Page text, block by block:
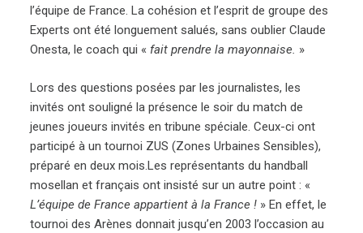
l’équipe de France. La cohésion et l’esprit de groupe des
Experts ont été longuement salués, sans oublier Claude
Onesta, le coach qui « fait prendre la mayonnaise. »
Lors des questions posées par les journalistes, les
invités ont souligné la présence le soir du match de
jeunes joueurs invités en tribune spéciale. Ceux-ci ont
participé à un tournoi ZUS (Zones Urbaines Sensibles),
préparé en deux mois.Les représentants du handball
mosellan et français ont insisté sur un autre point : «
L’équipe de France appartient à la France ! » En effet, le
tournoi des Arènes donnait jusqu’en 2003 l’occasion au